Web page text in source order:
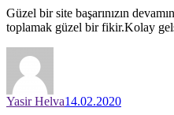
Güzel bir site başarınızın
toplamak güzel bir fikir.Kolay
Yasir Helva14.02.2020